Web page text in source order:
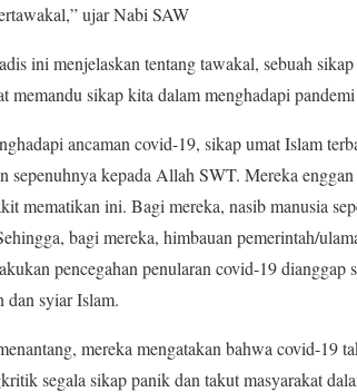
ujar Nabi SAW
ini menjelaskan tentang tawakal, sebuah
memandu sikap kita dalam menghadapi
ancaman covid-19, sikap umat Islam
sepenuhnya kepada Allah SWT. Mereka
mematikan ini. Bagi mereka, nasib manusia
bagi mereka, himbauan pemerintah/
pencegahan penularan covid-19 dianggap
dan syiar Islam.
mereka mengatakan bahwa covid-19
segala sikap panik dan takut masyarakat